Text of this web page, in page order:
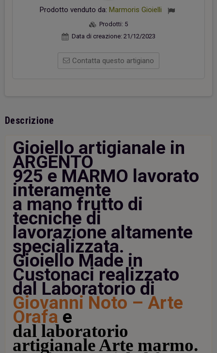
Prodotto venduto da: Marmoris Gioielli
Prodotti: 5
Data di creazione: 21/12/2023
Contatta questo artigiano
Descrizione
Gioiello artigianale in
ARGENTO
925 e MARMO lavorato
interamente
a mano frutto di
tecniche di
lavorazione altamente
specializzata.
Gioiello Made in
Custonaci realizzato
dal Laboratorio di
Giovanni Noto – Arte
Orafa e
dal laboratorio
artigianale Arte marmo.